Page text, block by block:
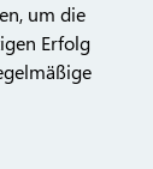
um die
Erfolg